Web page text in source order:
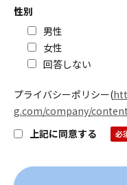
性別
男性
女性
回答しない
プライバシーポリシー(
g.com/company/
上記に同意する